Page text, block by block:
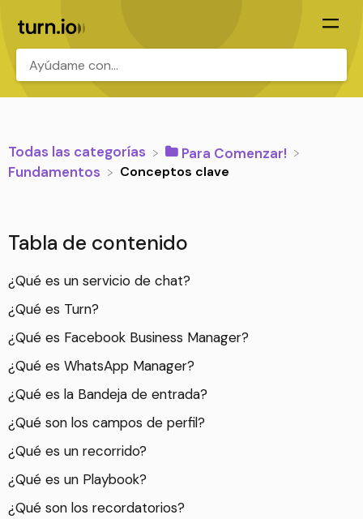
Tabla de contenido
¿Qué es un servicio de chat?
¿Qué es Turn?
¿Qué es Facebook Business Manager?
¿Qué es WhatsApp Manager?
¿Qué es la Bandeja de entrada?
¿Qué son los campos de perfil?
¿Qué es un recorrido?
¿Qué es un Playbook?
¿Qué son los recordatorios?
Todas las categorías
​Para Comenzar!
​Fundamentos
Conceptos clave
.